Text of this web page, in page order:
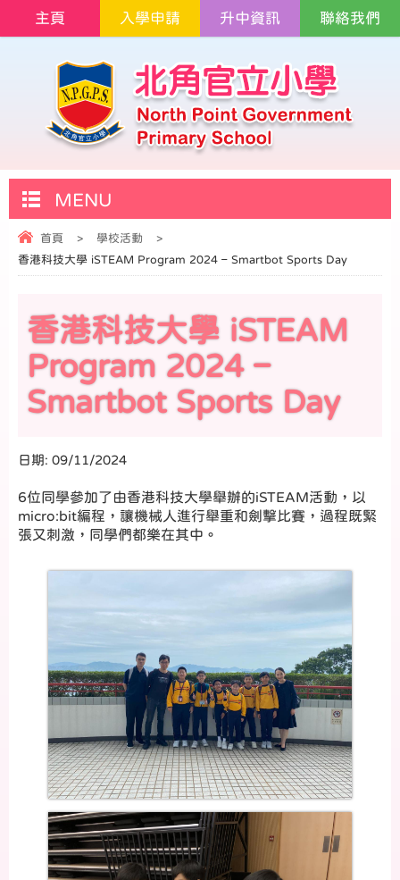
主頁 入學申請 升中資訊 聯絡我們
MENU
首頁 > 學校活動
>
香港科技大學 iSTEAM Program 2024 – Smartbot Sports Day
香港科技大學 iSTEAM
Program 2024 –
Smartbot Sports Day
日期: 09/11/2024
6位同學參加了由香港科技大學舉辦的iSTEAM活動，以
micro:bit編程，讓機械人進行舉重和劍擊比賽，過程既緊
張又刺激，同學們都樂在其中。